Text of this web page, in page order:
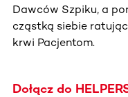
Dawców Szpiku, a
cząstką siebie
krwi Pacjentom.
Dołącz do